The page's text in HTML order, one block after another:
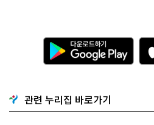
다
운
로
기
G
o
관련 누리집 바로가기